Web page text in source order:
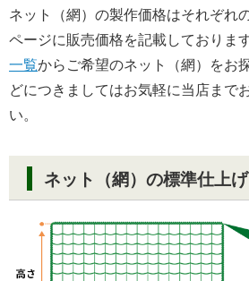
ネット（網）の製作価格はそれぞれ
ページに販売価格を記載しておりま
一覧からご希望のネット（網）をお
どにつきましてはお気軽に当店まで
い。
ネット（網）の標準仕上